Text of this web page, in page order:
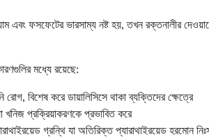
এবং ফসফেটের ভারসাম্য নষ্ট হয়, তখন রক্তনালীর
মধ্যে রয়েছে:
রোগ, বিশেষ করে ডায়ালিসিসে থাকা ব্যক্তিদের ক্ষেত্রে
খনিজ প্রক্রিয়াকরণকে প্রভাবিত করে
গ্রন্থি যা অতিরিক্ত প্যারাথাইরয়েড হরমোন